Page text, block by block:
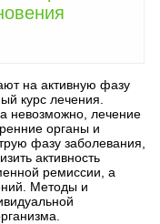
на активную фазу
курс лечения.
невозможно, лечение
органы и
фазу заболевания,
активность
ремиссии, а
Методы и